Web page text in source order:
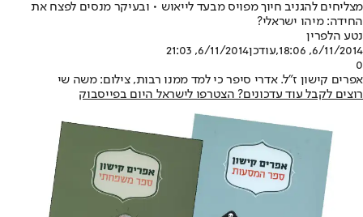
מצליחים להגניב חיוך מפויס מבעד לייאוש • ובעיקר מנסים לפצח את
החידה: מיהו ישראלי?
נטע הלפרין
6/11/2014, 18:06
,עודכן6/11/2014, 21:03
0
אפרים קישון ז"ל. אדרי סיפר כי למד ממנו רבות, צילום: משה שי
רוצים לקבל עוד עדכונים? הצטרפו לישראל היום בפייסבוק